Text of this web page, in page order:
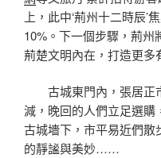
上，此中‘荊州十二時辰
10%。下一個步驟，荊州
荊楚文明內在，打造更多
古城東門內，張居正
減，晚回的人們立足選購
古城墻下，市平易近們
的靜謐與美妙……